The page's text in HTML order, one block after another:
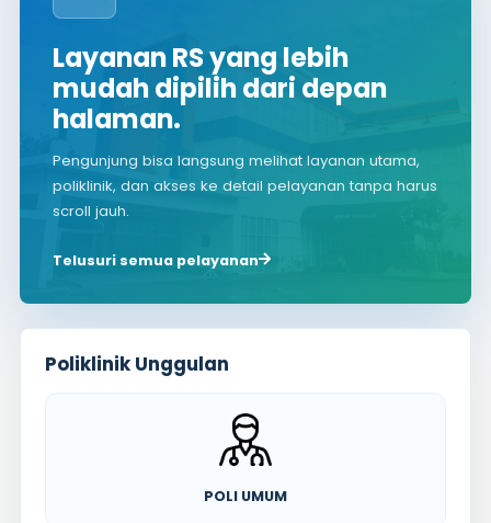
Layanan RS yang lebih
mudah dipilih dari depan
halaman.
Pengunjung bisa langsung melihat layanan utama,
poliklinik, dan akses ke detail pelayanan tanpa harus
scroll jauh.
Telusuri semua pelayanan
Poliklinik Unggulan
POLI UMUM